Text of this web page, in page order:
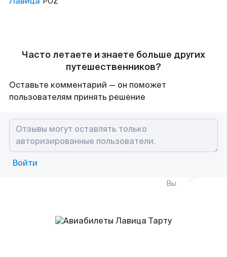
Часто летаете и знаете больше других
путешественников?
Оставьте комментарий — он поможет
пользователям принять решение
Войти
Вы